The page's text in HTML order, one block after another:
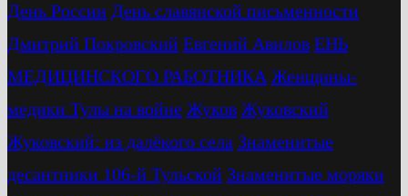
День России День славянской письменности
Дмитрий Покровский Евгений Авилов ЕНЬ
МЕДИЦИНСКОГО РАБОТНИКА Женщины-
медики Тулы на войне Жуков Жуковский
Жуковский: из далёкого села Знаменитые
десантники 106-й Тульской Знаменитые моряки